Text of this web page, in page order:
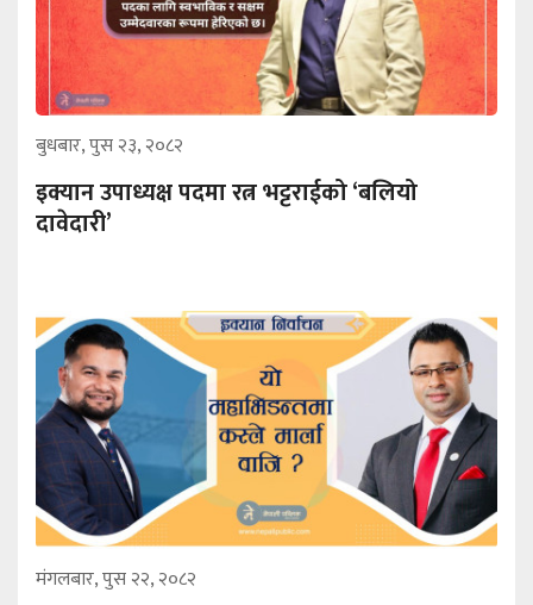
बुधबार, पुस २३, २०८२
इक्यान उपाध्यक्ष पदमा रत्न भट्टराईको ‘बलियो
दावेदारी’
मंगलबार, पुस २२, २०८२